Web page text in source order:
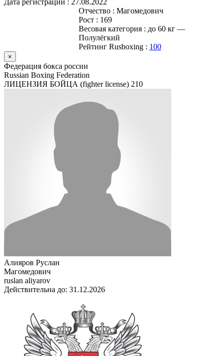
Дата регистрации : 27.08.2022
Отчество : Магомедович
Рост : 169
Весовая категория : до 60 кг —
Полулёгкий
Рейтинг Rusboxing : 100
×
Федерация бокса россии
Russian Boxing Federation
ЛИЦЕНЗИЯ БОЙЦА (fighter license) 210
Алияров Руслан
Магомедович
ruslan aliyarov
Действительна до: 31.12.2026